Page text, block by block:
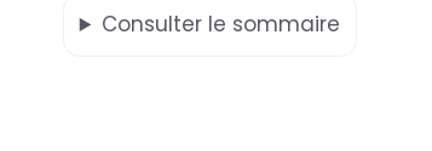
Consulter le sommaire